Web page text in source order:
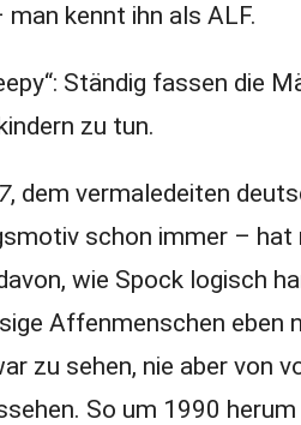
kennt ihn als ALF.
Ständig fassen die
zu tun.
, dem vermaledeiten
schon immer – hat
wie Spock logisch
Affenmenschen eben
zu sehen, nie aber von
So um 1990